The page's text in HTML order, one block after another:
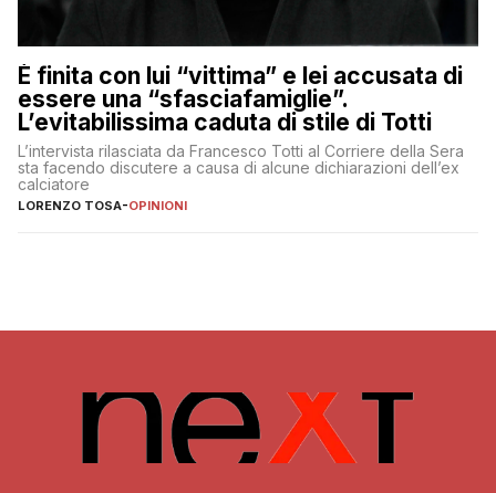
È finita con lui “vittima” e lei accusata di
essere una “sfasciafamiglie”.
L’evitabilissima caduta di stile di Totti
L’intervista rilasciata da Francesco Totti al Corriere della Sera
sta facendo discutere a causa di alcune dichiarazioni dell’ex
calciatore
LORENZO TOSA-OPINIONI